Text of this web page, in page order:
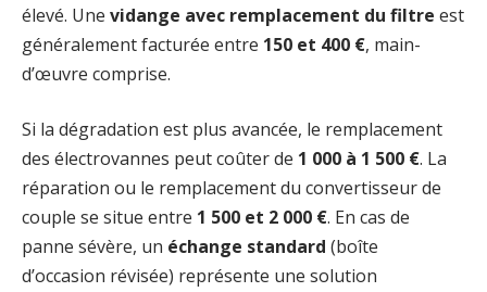
élevé. Une vidange avec remplacement du filtre est
généralement facturée entre 150 et 400 €, main-
d’œuvre comprise.
Si la dégradation est plus avancée, le remplacement
des électrovannes peut coûter de 1 000 à 1 500 €. La
réparation ou le remplacement du convertisseur de
couple se situe entre 1 500 et 2 000 €. En cas de
panne sévère, un échange standard (boîte
d’occasion révisée) représente une solution